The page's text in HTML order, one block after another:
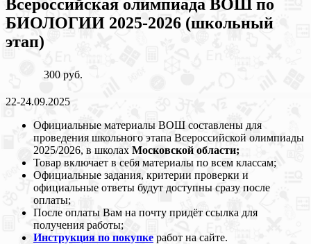
Всероссийская олимпиада ВОШ по
БИОЛОГИИ 2025-2026 (школьный
этап)
300 руб.
22-24.09.2025
Официальные материалы ВОШ составлены для
проведения школьного этапа Всероссийской олимпиады
2025/2026, в школах Московской области;
Товар включает в себя материалы по всем классам;
Официальные задания, критерии проверки и
официальные ответы будут доступны сразу после
оплаты;
После оплаты Вам на почту придёт ссылка для
получения работы;
Инструкция по покупке работ на сайте.